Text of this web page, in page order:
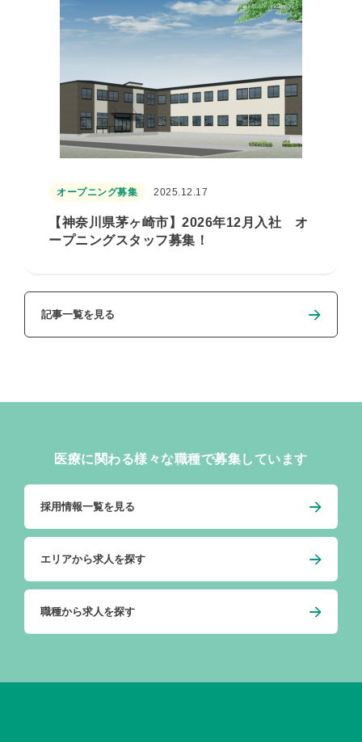
オープニング募集 2025.12.17
【神奈川県茅ヶ崎市】2026年12月入社 オ
ープニングスタッフ募集！
記事一覧を見る
医療に関わる様々な職種で募集しています
採用情報一覧を見る
エリアから求人を探す
職種から求人を探す